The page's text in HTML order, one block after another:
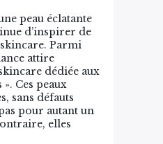
peau éclatante
d’inspirer de
Parmi
attire
dédiée aux
Ces peaux
sans défauts
pour autant un
elles